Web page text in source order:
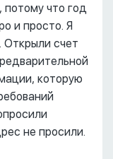
потому что год
и просто. Я
Открыли счет
которую
не просили.